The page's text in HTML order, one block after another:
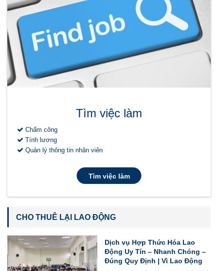
Tìm việc làm
Chấm công
Tính lương
Quản lý thông tin nhân viên
Tìm việc làm
CHO THUÊ LẠI LAO ĐỘNG
Dịch vụ Hợp Thức Hóa Lao
Động Uy Tín – Nhanh Chóng –
Đúng Quy Định | Vì Lao Động